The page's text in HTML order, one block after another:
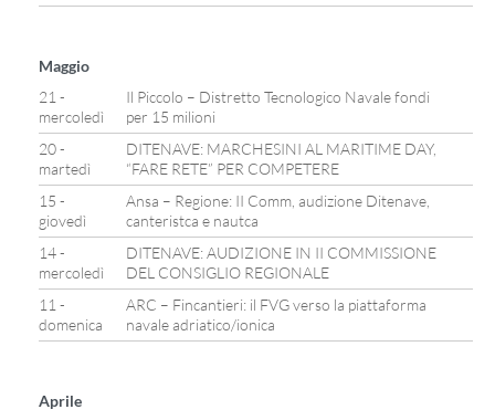
Maggio
21 -
mercoledì
Il Piccolo – Distretto Tecnologico Navale fondi
per 15 milioni
20 -
martedì
DITENAVE: MARCHESINI AL MARITIME DAY,
“FARE RETE” PER COMPETERE
15 -
giovedì
Ansa – Regione: II Comm, audizione Ditenave,
canteristca e nautca
14 -
mercoledì
DITENAVE: AUDIZIONE IN II COMMISSIONE
DEL CONSIGLIO REGIONALE
11 -
domenica
ARC – Fincantieri: il FVG verso la piattaforma
navale adriatico/ionica
Aprile